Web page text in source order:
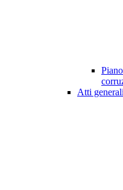
Atti generali